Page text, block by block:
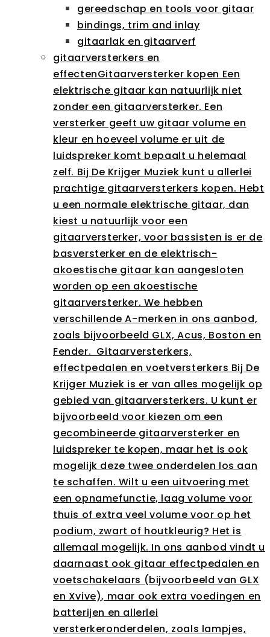
gereedschap en tools voor gitaar
bindings, trim and inlay
gitaarlak en gitaarverf
gitaarversterkers en
effectenGitaarversterker kopen Een
elektrische gitaar kan natuurlijk niet
zonder een gitaarversterker. Een
versterker geeft uw gitaar volume en
kleur en hoeveel volume er uit de
luidspreker komt bepaalt u helemaal
zelf. Bij De Krijger Muziek kunt u allerlei
prachtige gitaarversterkers kopen. Hebt
u een normale elektrische gitaar, dan
kiest u natuurlijk voor een
gitaarversterker, voor bassisten is er de
basversterker en de elektrisch-
akoestische gitaar kan aangesloten
worden op een akoestische
gitaarversterker. We hebben
verschillende A-merken in ons aanbod,
zoals bijvoorbeeld GLX, Acus, Boston en
Fender. Gitaarversterkers,
effectpedalen en voetversterkers Bij De
Krijger Muziek is er van alles mogelijk op
gebied van gitaarversterkers. U kunt er
bijvoorbeeld voor kiezen om een
gecombineerde gitaarversterker en
luidspreker te kopen, maar het is ook
mogelijk deze twee onderdelen los aan
te schaffen. Wilt u een uitvoering met
een opnamefunctie, laag volume voor
thuis of extra veel volume voor op het
podium, zwart of houtkleurig? Het is
allemaal mogelijk. In ons aanbod vindt u
daarnaast ook gitaar effectpedalen en
voetschakelaars (bijvoorbeeld van GLX
en Xvive), maar ook extra voedingen en
batterijen en allerlei
versterkeronderdelen, zoals lampjes,